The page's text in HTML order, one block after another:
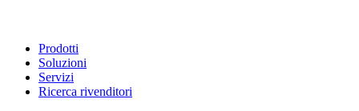
Prodotti
Soluzioni
Servizi
Ricerca rivenditori